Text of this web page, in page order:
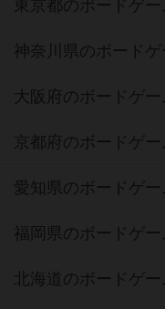
東京都のボードゲー
神奈川県のボード
大阪府のボードゲ
京都府のボードゲー
愛知県のボードゲー
福岡県のボードゲー
北海道のボードゲー